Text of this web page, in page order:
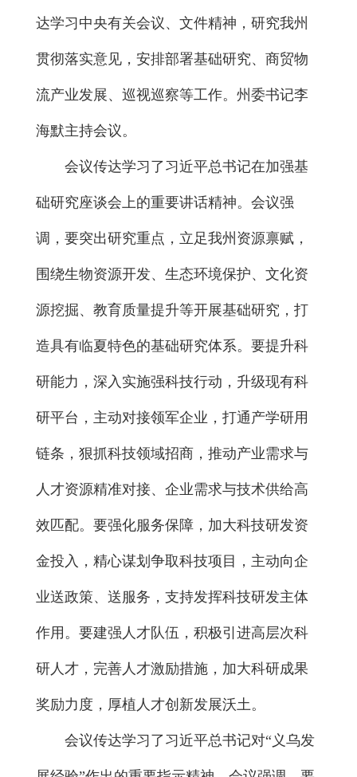
达学习中央有关会议、文件精神，研究我州
贯彻落实意见，安排部署基础研究、商贸物
流产业发展、巡视巡察等工作。州委书记李
海默主持会议。
会议传达学习了习近平总书记在加强基
础研究座谈会上的重要讲话精神。会议强
调，要突出研究重点，立足我州资源禀赋，
围绕生物资源开发、生态环境保护、文化资
源挖掘、教育质量提升等开展基础研究，打
造具有临夏特色的基础研究体系。要提升科
研能力，深入实施强科技行动，升级现有科
研平台，主动对接领军企业，打通产学研用
链条，狠抓科技领域招商，推动产业需求与
人才资源精准对接、企业需求与技术供给高
效匹配。要强化服务保障，加大科技研发资
金投入，精心谋划争取科技项目，主动向企
业送政策、送服务，支持发挥科技研发主体
作用。要建强人才队伍，积极引进高层次科
研人才，完善人才激励措施，加大科研成果
奖励力度，厚植人才创新发展沃土。
会议传达学习了习近平总书记对“义乌发